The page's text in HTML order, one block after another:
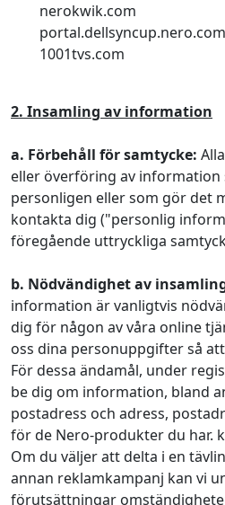
nerokwik.com
portal.dellsyncup.nero.com
1001tvs.com
2. Insamling av information
a. Förbehåll för samtycke:
eller överföring av
personligen eller som gör det
kontakta dig ("personlig
föregående uttryckliga
b. Nödvändighet av
information är vanligtvis
dig för någon av våra online
oss dina personuppgifter så
För dessa ändamål, under
be dig om information, bland
postadress och adress,
för de Nero-produkter du har.
Om du väljer att delta i en
annan reklamkampanj kan vi
förutsättningar